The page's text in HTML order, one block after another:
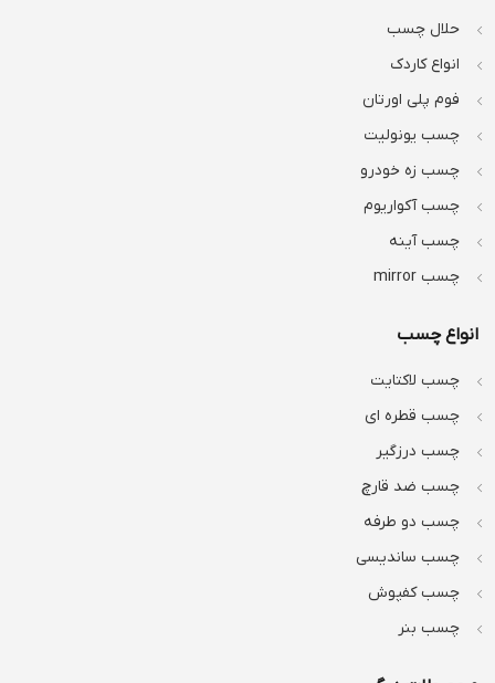
حلال چسب
انواع کاردک
فوم پلی اورتان
چسب یونولیت
چسب زه خودرو
چسب آکواریوم
چسب آینه
چسب mirror
انواع چسب
چسب لاکتایت
چسب قطره ای
چسب درزگیر
چسب ضد قارچ
چسب دو طرفه
چسب ساندیسی
چسب کفپوش
چسب بنر